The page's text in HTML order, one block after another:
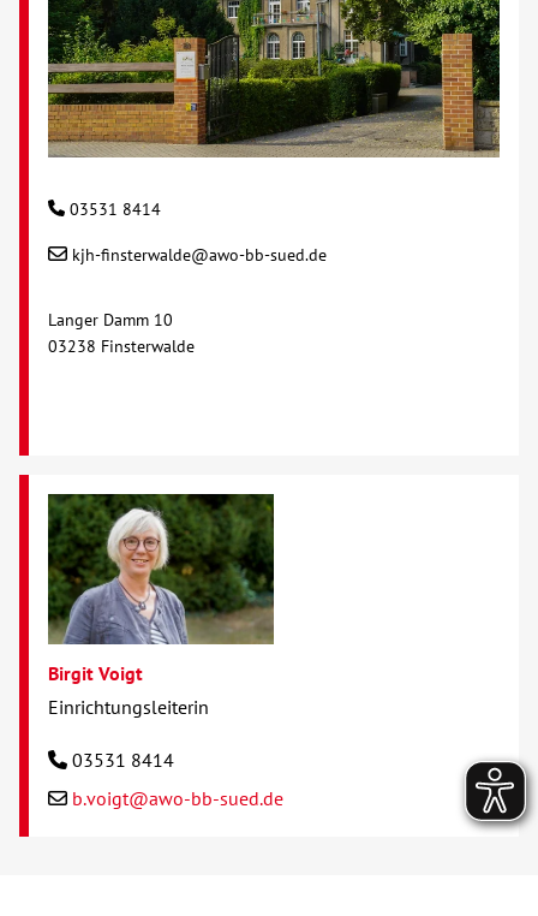
03531 8414
kjh-finsterwalde@awo-bb-sued.de
Langer Damm 10
03238 Finsterwalde
Birgit Voigt
Einrichtungsleiterin
03531 8414
b.voigt@awo-bb-sued.de